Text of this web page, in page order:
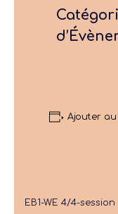
Ajouter
EB1-WE 4/4-session